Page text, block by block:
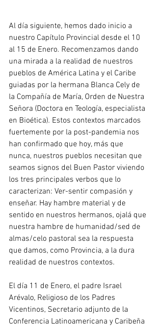
Al día siguiente, hemos dado inicio a
nuestro Capítulo Provincial desde el 10
al 15 de Enero. Recomenzamos dando
una mirada a la realidad de nuestros
pueblos de América Latina y el Caribe
guiadas por la hermana Blanca Cely de
la Compañía de María, Orden de Nuestra
Señora (Doctora en Teología, especialista
en Bioética). Estos contextos marcados
fuertemente por la post-pandemia nos
han confirmado que hoy, más que
nunca, nuestros pueblos necesitan que
seamos signos del Buen Pastor viviendo
los tres principales verbos que lo
caracterizan: Ver-sentir compasión y
enseñar. Hay hambre material y de
sentido en nuestros hermanos, ojalá que
nuestra hambre de humanidad/sed de
almas/celo pastoral sea la respuesta
que damos, como Provincia, a la dura
realidad de nuestros contextos.
El día 11 de Enero, el padre Israel
Arévalo, Religioso de los Padres
Vicentinos, Secretario adjunto de la
Conferencia Latinoamericana y Caribeña